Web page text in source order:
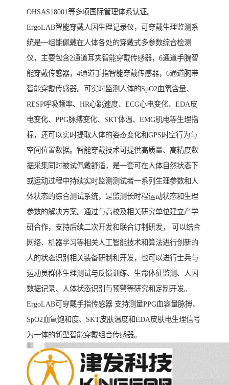
OHSAS18001等多项国际管理体系认证。
ErgoLAB智能穿戴人因生理记录仪，可穿戴生理监测系
统是一组能佩戴在人体各处的穿戴式多参数综合检测
仪，主要包含2通道耳夹智能穿戴传感器，6通道手腕智
能穿戴传感器，4通道手指智能穿戴传感器，6通道胸带
智能穿戴传感器。可实时监测人体的SpO2血氧含量、
RESP呼吸频率、HR心跳速度、ECG心电变化、EDA皮
电变化、PPG脉搏变化、SKT体温、EMG肌电等生理指
标，还可以实时提取人体的姿态变化和GPS时空行为与
空间位置数据。智能穿戴技术可提供高质量、高精度数
据采集同时被试佩戴舒适，是一套可在人体自然状态下
或运动过程中持续实时监测测试者一系列生理参数和人
体状态的综合测试系统，是监测长时程运动状态和生理
参数的解决方案。通过与高校及相关研究单位建立产学
研合作，支持后续二次开发和联合订制研发， 可以结合
网络、机器学习等相关人工智能技术和算法进行创新的
人的状态识别相关装备研制和开发，也可以进行士兵与
运动员群体生理测试与反馈训练、生命体征监测、人因
数据记录、人体状态识别与预警等研究和定制开发。
ErgoLAB可穿戴手指传感器 支持测量PPG血容量脉搏、
SpO2血氧饱和度、SKT皮肤温度和EDA皮肤电生理信号
为一体的新型智能穿戴组合传感器。